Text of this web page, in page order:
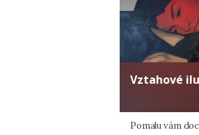
Vztahové
Pomalu vám